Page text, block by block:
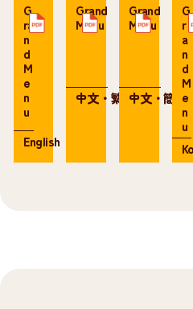
G
ra
n
d
M
e
n
u
English
Grand
Menu
中文・繁体
Grand
Menu
中文・簡体
G
r
a
n
d
M
e
n
u